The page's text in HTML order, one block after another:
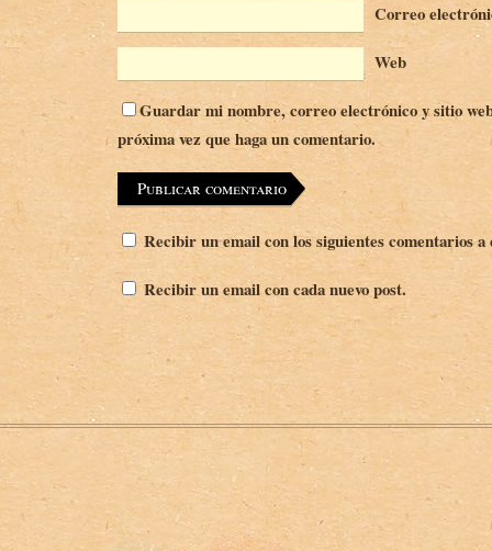
Correo
Web
Guardar mi nombre, correo electrónico y sitio
próxima vez que haga un comentario.
Recibir un email con los siguientes comentarios a
Recibir un email con cada nuevo post.